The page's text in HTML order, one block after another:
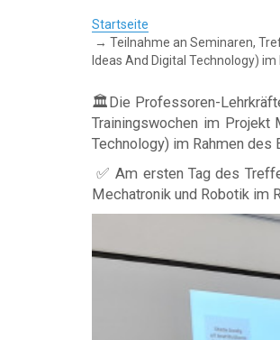
Startseite
Teilnahme an Seminaren,
Ideas And Digital Technology)
🏛Die Professoren-
Trainingswochen im Projekt
Technology) im Rahmen
✅ Am ersten Tag des
Mechatronik und Robotik im